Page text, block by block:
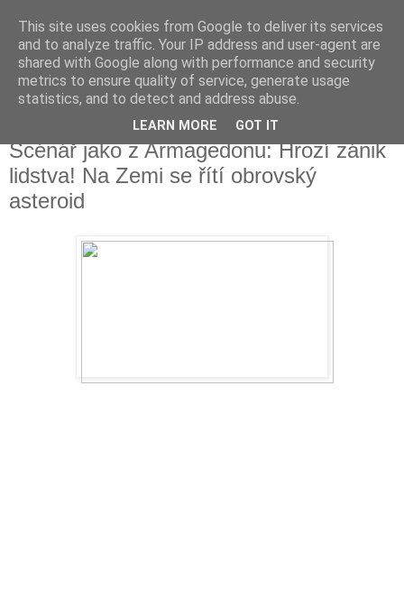
Fakečlánky
Věř všemu co tady vidíš.
čtvrtek 14. června 2018
Scénář jako z Armagedonu: Hrozí zánik
lidstva! Na Zemi se řítí obrovský
asteroid
This site uses cookies from Google to deliver its services
and to analyze traffic. Your IP address and user-agent are
shared with Google along with performance and security
metrics to ensure quality of service, generate usage
statistics, and to detect and address abuse.
LEARN MORE GOT IT